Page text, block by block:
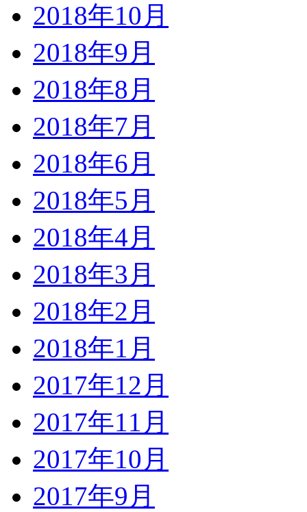
2018年10月
2018年9月
2018年8月
2018年7月
2018年6月
2018年5月
2018年4月
2018年3月
2018年2月
2018年1月
2017年12月
2017年11月
2017年10月
2017年9月